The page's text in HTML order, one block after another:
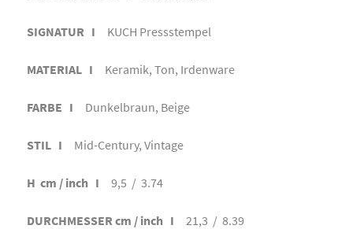
SIGNATUR I KUCH Pressstempel
MATERIAL I Keramik, Ton, Irdenware
FARBE I Dunkelbraun, Beige
STIL I Mid-Century, Vintage
H cm / inch I 9,5 / 3.74
DURCHMESSER cm / inch I 21,3 / 8.39